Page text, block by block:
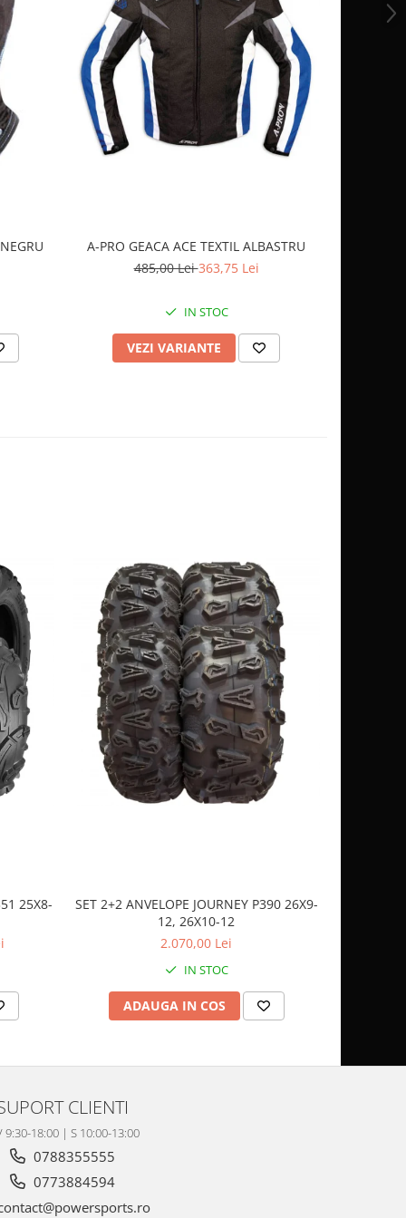
A-PRO GEACA ACE TEXTIL ALBASTRU
485,00 Lei363,75 Lei
IN STOC
VEZI VARIANTE
25X8-
SET 2+2 ANVELOPE JOURNEY P390 26X9-
12, 26X10-12
2.070,00 Lei
IN STOC
ADAUGA IN COS
CLIENTI
9:30-18:00 | S 10:00-13:00
0788355555
0773884594